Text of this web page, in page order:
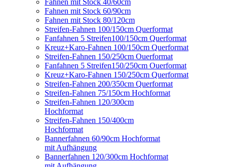
Fahnen mit Stock 40/60cm
Fahnen mit Stock 60/90cm
Fahnen mit Stock 80/120cm
Streifen-Fahnen 100/150cm Querformat
Fanfahnen 5 Streifen100/150cm Querformat
Kreuz+Karo-Fahnen 100/150cm Querformat
Streifen-Fahnen 150/250cm Ouerformat
Fanfahnen 5 Streifen150/250cm Ouerformat
Kreuz+Karo-Fahnen 150/250cm Querformat
Streifen-Fahnen 200/350cm Querformat
Streifen-Fahnen 75/150cm Hochformat
Streifen-Fahnen 120/300cm
Hochformat
Streifen-Fahnen 150/400cm
Hochformat
Bannerfahnen 60/90cm Hochformat
mit Aufhängung
Bannerfahnen 120/300cm Hochformat